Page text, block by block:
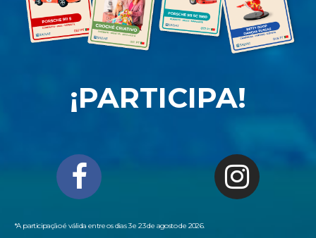
¡PARTICIPA!
*A participação é válida entre os dias 3 e 23 de agosto de 2026.